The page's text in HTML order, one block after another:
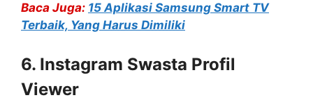
Baca Juga: 15 Aplikasi Samsung Smart TV
Terbaik, Yang Harus Dimiliki
6. Instagram Swasta Profil
Viewer